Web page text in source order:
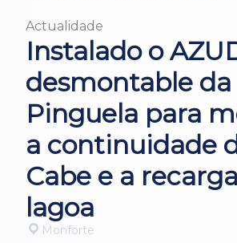
Actualidade
Instalado o
desmontable da
Pinguela para
a continuidade
Cabe e a
lagoa
Monforte